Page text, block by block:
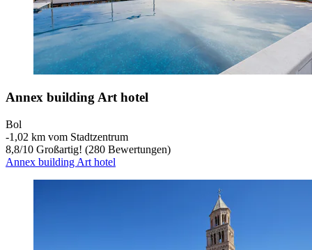
Annex building Art hotel
Bol
‐1,02 km vom Stadtzentrum
8,8/10 Großartig! (280 Bewertungen)
Annex building Art hotel